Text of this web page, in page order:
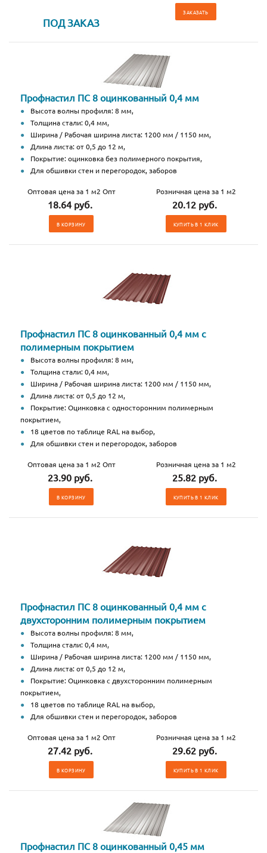
ПОД ЗАКАЗ
ЗАКАЗАТЬ
Профнастил ПС 8 оцинкованный 0,4 мм
Высота волны профиля: 8 мм,
Толщина стали: 0,4 мм,
Ширина / Рабочая ширина листа: 1200 мм / 1150 мм,
Длина листа: от 0,5 до 12 м,
Покрытие: оцинковка без полимерного покрытия,
Для обшивки стен и перегородок, заборов
Оптовая цена за 1 м2 Опт
18.64 руб.
В КОРЗИНУ
Розничная цена за 1 м2
20.12 руб.
КУПИТЬ В 1 КЛИК
Профнастил ПС 8 оцинкованный 0,4 мм с
полимерным покрытием
Высота волны профиля: 8 мм,
Толщина стали: 0,4 мм,
Ширина / Рабочая ширина листа: 1200 мм / 1150 мм,
Длина листа: от 0,5 до 12 м,
Покрытие: Оцинковка с односторонним полимерным
покрытием,
18 цветов по таблице RAL на выбор,
Для обшивки стен и перегородок, заборов
Оптовая цена за 1 м2 Опт
23.90 руб.
В КОРЗИНУ
Розничная цена за 1 м2
25.82 руб.
КУПИТЬ В 1 КЛИК
Профнастил ПС 8 оцинкованный 0,4 мм с
двухсторонним полимерным покрытием
Высота волны профиля: 8 мм,
Толщина стали: 0,4 мм,
Ширина / Рабочая ширина листа: 1200 мм / 1150 мм,
Длина листа: от 0,5 до 12 м,
Покрытие: Оцинковка с двухсторонним полимерным
покрытием,
18 цветов по таблице RAL на выбор,
Для обшивки стен и перегородок, заборов
Оптовая цена за 1 м2 Опт
27.42 руб.
В КОРЗИНУ
Розничная цена за 1 м2
29.62 руб.
КУПИТЬ В 1 КЛИК
Профнастил ПС 8 оцинкованный 0,45 мм